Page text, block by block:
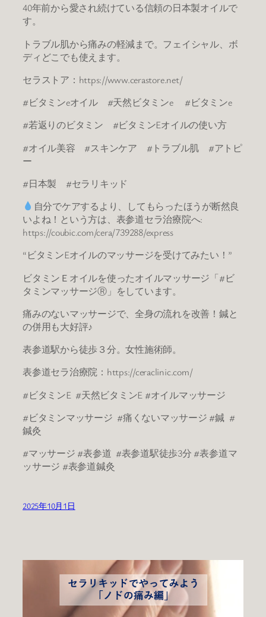
40年前から愛され続けている信頼の日本製オイルで
す。
トラブル肌から痛みの軽減まで。フェイシャル、ボ
ディどこでも使えます。
セラストア：https://www.cerastore.net/
#ビタミンeオイル #天然ビタミンe #ビタミンe
#若返りのビタミン #ビタミンEオイルの使い方
#オイル美容 #スキンケア #トラブル肌 #アトピ
ー
#日本製 #セラリキッド
自分でケアするより、してもらったほうが断然良
いよね！という方は、表参道セラ治療院へ:
https://coubic.com/cera/739288/express
“ビタミンEオイルのマッサージを受けてみたい！”
ビタミンＥオイルを使ったオイルマッサージ「#ビ
タミンマッサージⓇ」をしています。
痛みのないマッサージで、全身の流れを改善！鍼と
の併用も大好評♪
表参道駅から徒歩３分。女性施術師。
表参道セラ治療院：https://ceraclinic.com/
#ビタミンE #天然ビタミンE #オイルマッサージ
#ビタミンマッサージ #痛くないマッサージ #鍼 #
鍼灸
#マッサージ #表参道 #表参道駅徒歩3分 #表参道マ
ッサージ #表参道鍼灸
2025年10月1日